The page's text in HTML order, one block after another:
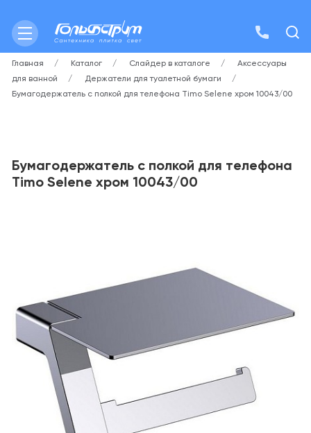
Главная Каталог Слайдер в каталоге
Аксессуары
для ванной
Держатели для туалетной бумаги
Бумагодержатель с полкой для телефона Timo Selene хром 10043/00
Бумагодержатель с полкой для телефона
Timo Selene хром 10043/00